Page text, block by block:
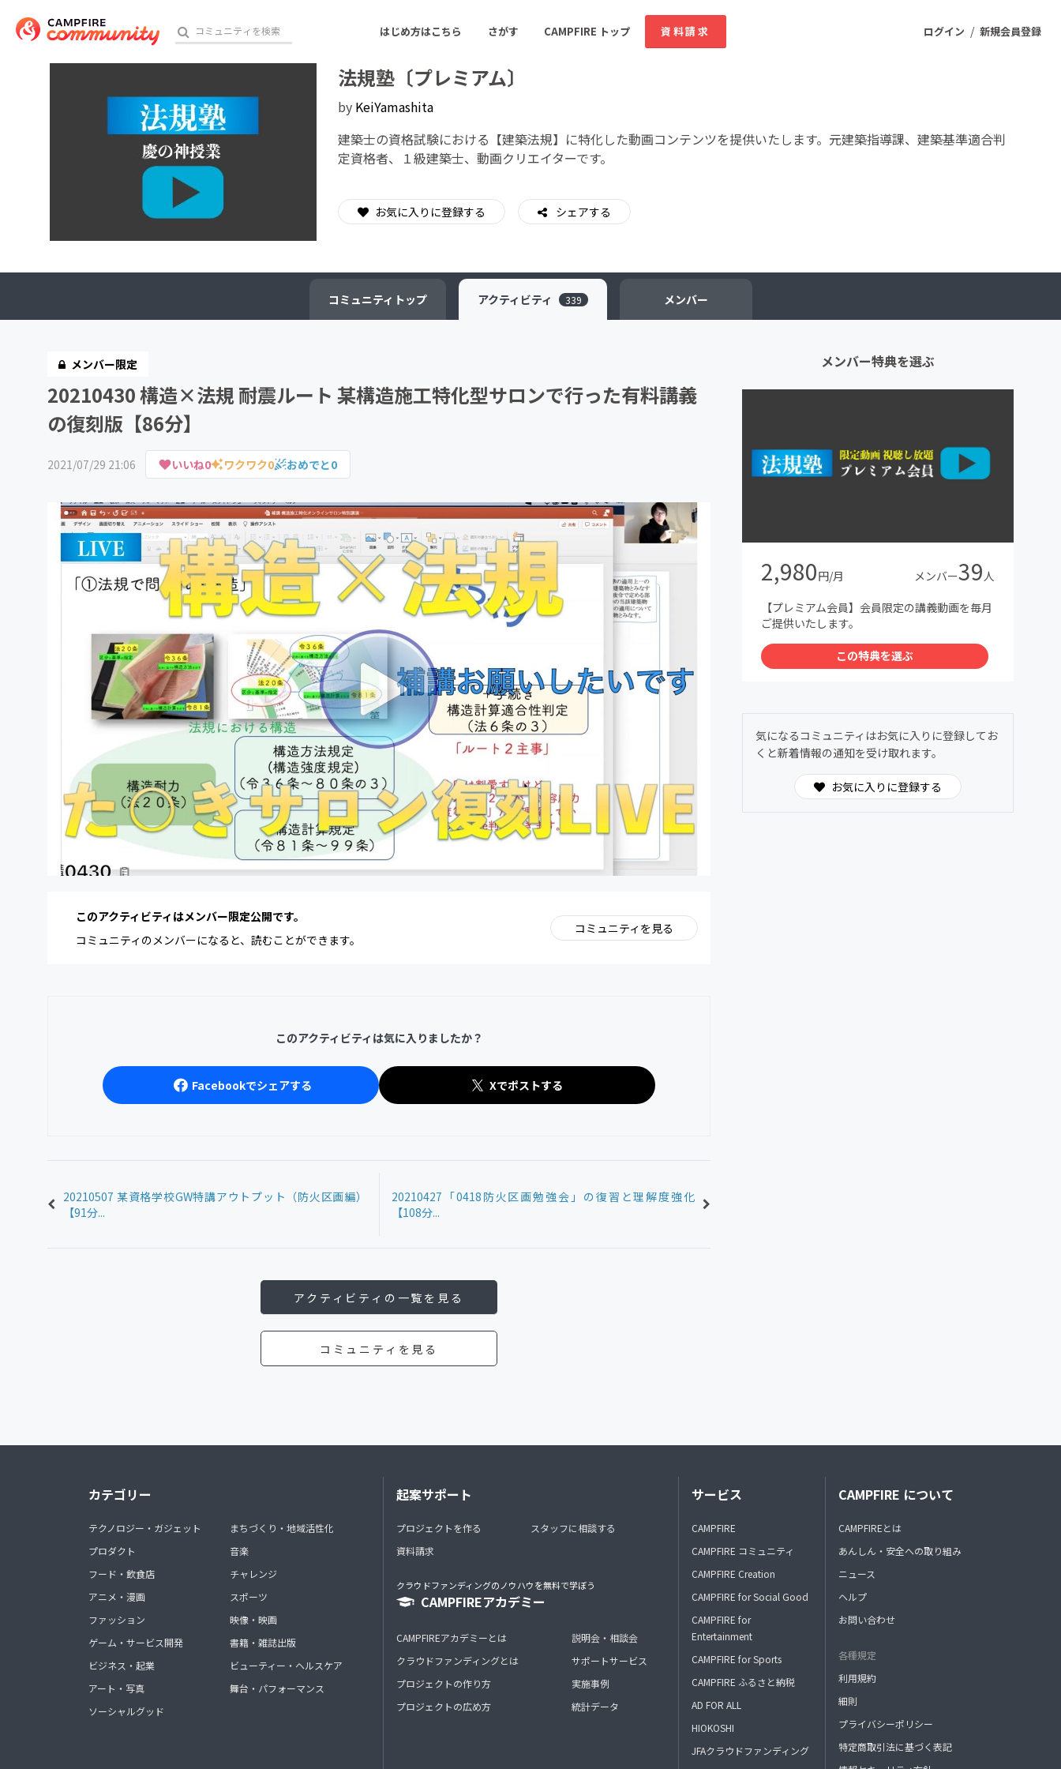
ログイン / 新規会員登録
はじめ方はこちら さがす CAMPFIRE トップ 資料請求
おすすめのコミュニティ 人気のコミュニティ 新着のコミュニティ
アート・写真
テクノロジー・ガジェット
ゲーム・サービス開発 フード・飲食店
ソーシャルグッド ビューティー・ヘルスケア
チャレンジ
法規塾〔プレミアム〕
by KeiYamashita
建築士の資格試験における【建築法規】に特化した動画コンテンツを提供いたします。元建築指導課、建築基準適合判
定資格者、１級建築士、動画クリエイターです。
お気に入りに登録する シェアする
コミュニティ トップ アクティビティ 339 メンバー
メンバー限定
20210430 構造×法規 耐震ルート 某構造施工特化型サロンで行った有料講義
の復刻版【86分】
2021/07/29 21:06 いいね0 ワクワク0 おめでと0
このアクティビティはメンバー限定公開です。
コミュニティのメンバーになると、読むことができます。
コミュニティを見る
このアクティビティは気に入りましたか？
Facebookでシェアする Xでポストする
20210507 某資格学校GW特講アウトプット（防火区画編）
【91分...
20210427「0418防火区画勉強会」の復習と理解度強化
【108分...
アクティビティの一覧を見る
コミュニティを見る
メンバー特典を選ぶ
2,980円/月 メンバー39 人
【プレミアム会員】会員限定の講義動画を毎月
ご提供いたします。
この特典を選ぶ
気になるコミュニティはお気に入りに登録してお
くと新着情報の通知を受け取れます。
お気に入りに登録する
カテゴリー
テクノロジー・ガジェット
プロダクト
フード・飲食店
アニメ・漫画
ファッション
ゲーム・サービス開発
ビジネス・起業
アート・写真
ソーシャルグッド
まちづくり・地域活性化
音楽
チャレンジ
スポーツ
映像・映画
書籍・雑誌出版
ビューティー・ヘルスケア
舞台・パフォーマンス
起案サポート
プロジェクトを作る
資料請求
スタッフに相談する
クラウドファンディングのノウハウを無料で学ぼう
CAMPFIREアカデミー
CAMPFIREアカデミーとは
クラウドファンディングとは
プロジェクトの作り方
プロジェクトの広め方
説明会・相談会
サポートサービス
実施事例
統計データ
サービス
CAMPFIRE
CAMPFIRE コミュニティ
CAMPFIRE Creation
CAMPFIRE for Social Good
CAMPFIRE for
Entertainment
CAMPFIRE for Sports
CAMPFIRE ふるさと納税
AD FOR ALL
HIOKOSHI
JFAクラウドファンディング
CAMPFIRE について
CAMPFIREとは
あんしん・安全への取り組み
ニュース
ヘルプ
お問い合わせ
各種規定
利用規約
細則
プライバシーポリシー
特定商取引法に基づく表記